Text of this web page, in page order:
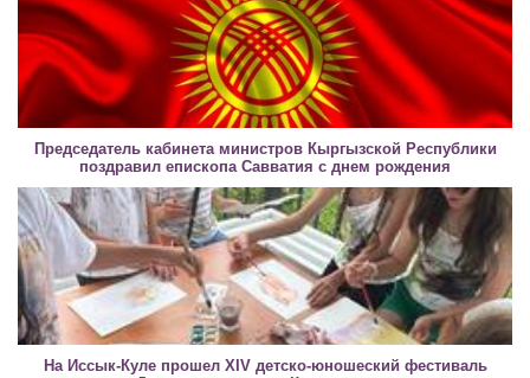
Председатель кабинета министров Кыргызской Республики
поздравил епископа Савватия с днем рождения
На Иссык-Куле прошел XIV детско-юношеский фестиваль